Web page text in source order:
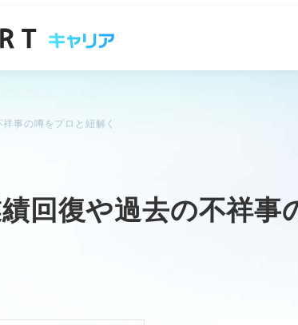
事の噂をプロと紐解く
回復や過去の不祥事